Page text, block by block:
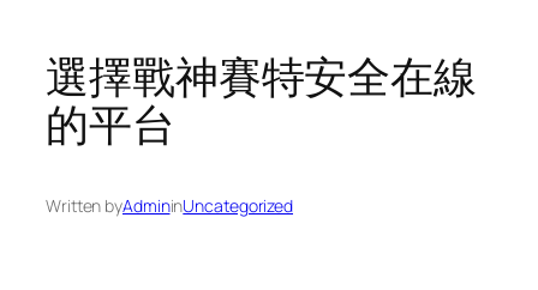
選擇戰神賽特安全在線
的平台
Written byAdmininUncategorized